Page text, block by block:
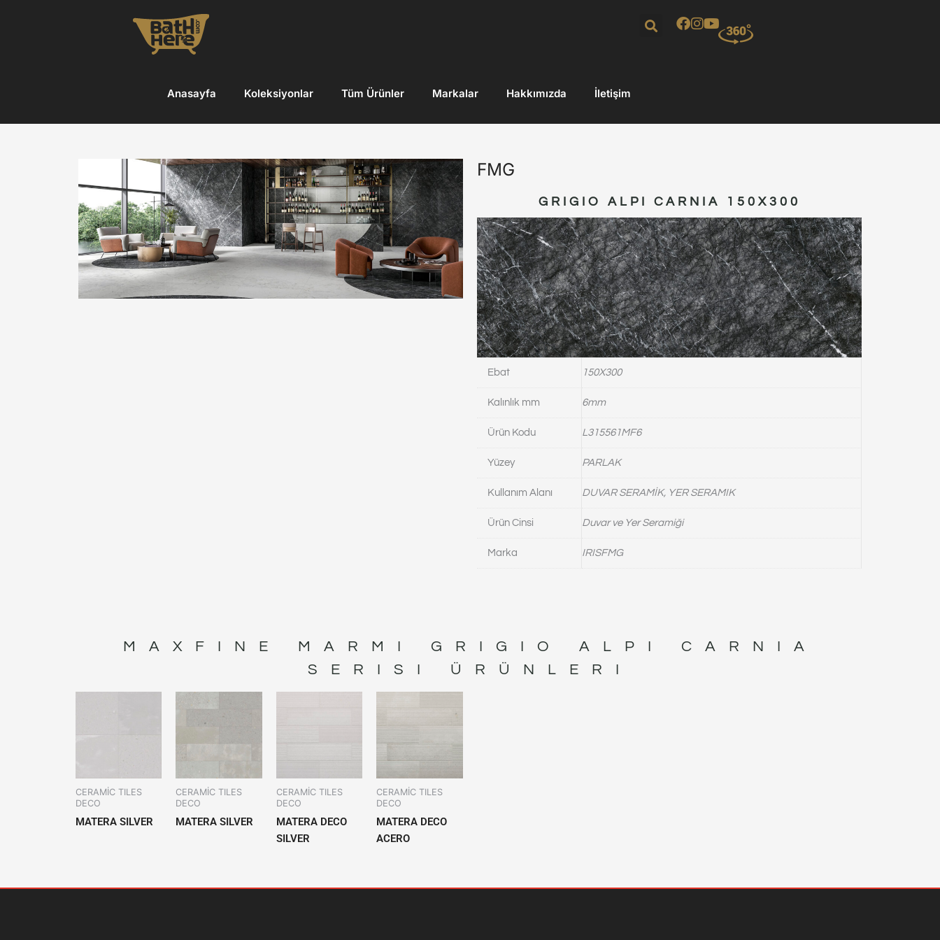
Anasayfa Koleksiyonlar Tüm Ürünler Markalar Hakkımızda İletişim
FMG
GRIGIO ALPI CARNIA 150X300
Ebat 150X300
Kalınlık mm 6mm
Ürün Kodu L315561MF6
Yüzey PARLAK
Kullanım Alanı DUVAR SERAMİK, YER SERAMIK
Ürün Cinsi Duvar ve Yer Seramiği
Marka IRISFMG
MAXFINE MARMI GRIGIO ALPI CARNIA
SERISI ÜRÜNLERI
CERAMİC TILES
DECO
MATERA SILVER
CERAMİC TILES
DECO
MATERA SILVER
CERAMİC TILES
DECO
MATERA DECO
SILVER
CERAMİC TILES
DECO
MATERA DECO
ACERO